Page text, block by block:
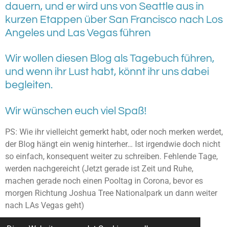
dauern, und er wird uns von Seattle aus in
kurzen Etappen über San Francisco nach Los
Angeles und Las Vegas führen
Wir wollen diesen Blog als Tagebuch führen,
und wenn ihr Lust habt, könnt ihr uns dabei
begleiten.
Wir wünschen euch viel Spaß!
PS: Wie ihr vielleicht gemerkt habt, oder noch merken werdet,
der Blog hängt ein wenig hinterher… Ist irgendwie doch nicht
so einfach, konsequent weiter zu schreiben. Fehlende Tage,
werden nachgereicht (Jetzt gerade ist Zeit und Ruhe,
machen gerade noch einen Pooltag in Corona, bevor es
morgen Richtung Joshua Tree Nationalpark un dann weiter
nach LAs Vegas geht)